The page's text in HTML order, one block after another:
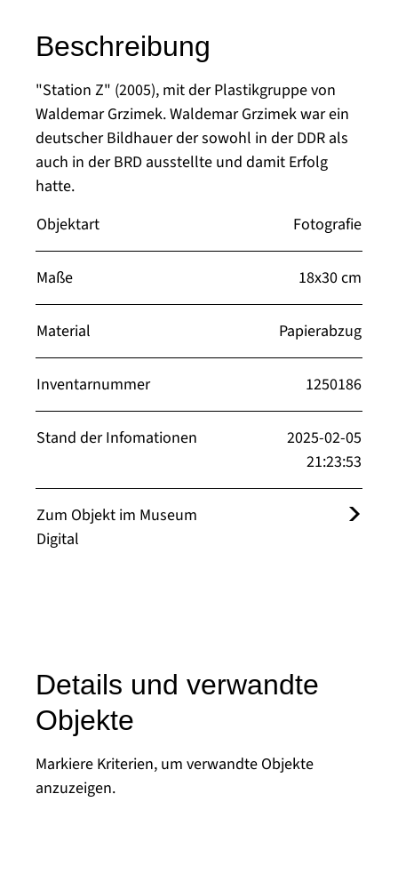
Beschreibung
"Station Z" (2005), mit der Plastikgruppe von
Waldemar Grzimek. Waldemar Grzimek war ein
deutscher Bildhauer der sowohl in der DDR als
auch in der BRD ausstellte und damit Erfolg
hatte.
Objektart
Fotografie
Maße 18x30 cm
Material Papierabzug
Inventarnummer 1250186
Stand der Infomationen
2025-02-05
21:23:53
Zum Objekt im Museum
Digital
Details und verwandte
Objekte
Markiere Kriterien, um verwandte Objekte
anzuzeigen.